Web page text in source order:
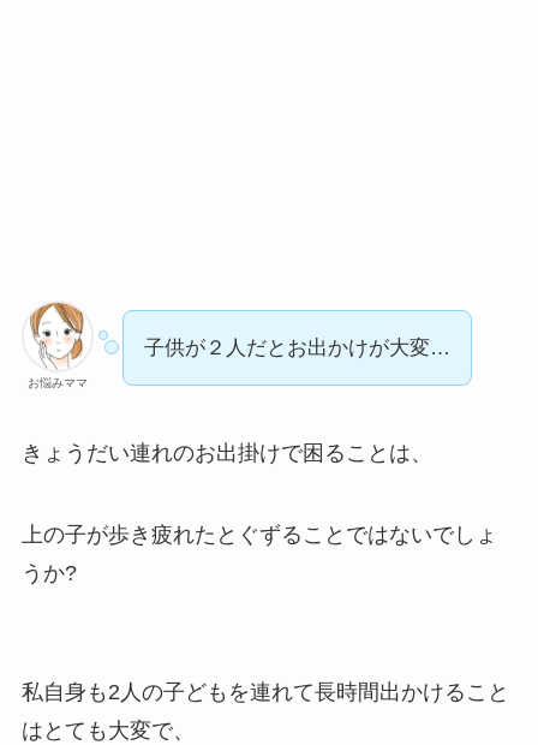
お悩みママ
子供が２人だとお出かけが大変…
きょうだい連れのお出掛けで困ることは、
上の子が歩き疲れたとぐずることではないでしょ
うか?
私自身も2人の子どもを連れて長時間出かけること
はとても大変で、